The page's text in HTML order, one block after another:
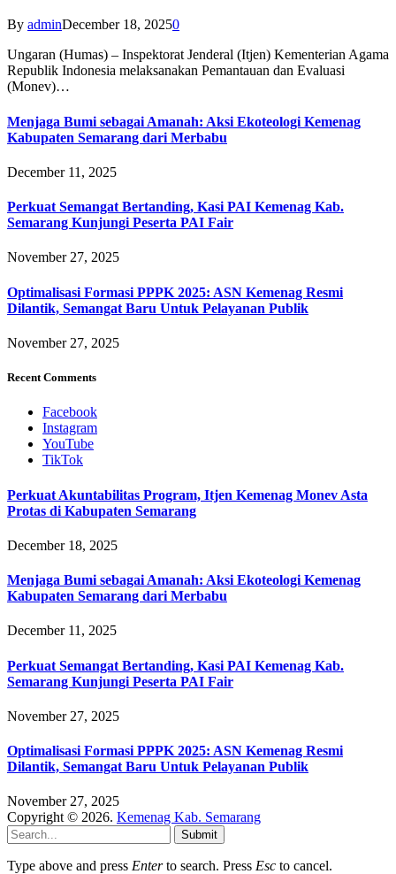
By adminDecember 18, 20250
Ungaran (Humas) – Inspektorat Jenderal (Itjen) Kementerian Agama
Republik Indonesia melaksanakan Pemantauan dan Evaluasi
(Monev)…
Menjaga Bumi sebagai Amanah: Aksi Ekoteologi Kemenag
Kabupaten Semarang dari Merbabu
December 11, 2025
Perkuat Semangat Bertanding, Kasi PAI Kemenag Kab.
Semarang Kunjungi Peserta PAI Fair
November 27, 2025
Optimalisasi Formasi PPPK 2025: ASN Kemenag Resmi
Dilantik, Semangat Baru Untuk Pelayanan Publik
November 27, 2025
Recent Comments
Facebook
Instagram
YouTube
TikTok
Perkuat Akuntabilitas Program, Itjen Kemenag Monev Asta
Protas di Kabupaten Semarang
December 18, 2025
Menjaga Bumi sebagai Amanah: Aksi Ekoteologi Kemenag
Kabupaten Semarang dari Merbabu
December 11, 2025
Perkuat Semangat Bertanding, Kasi PAI Kemenag Kab.
Semarang Kunjungi Peserta PAI Fair
November 27, 2025
Optimalisasi Formasi PPPK 2025: ASN Kemenag Resmi
Dilantik, Semangat Baru Untuk Pelayanan Publik
November 27, 2025
Copyright © 2026. Kemenag Kab. Semarang
Submit
Type above and press Enterto search. Press Esc to cancel.